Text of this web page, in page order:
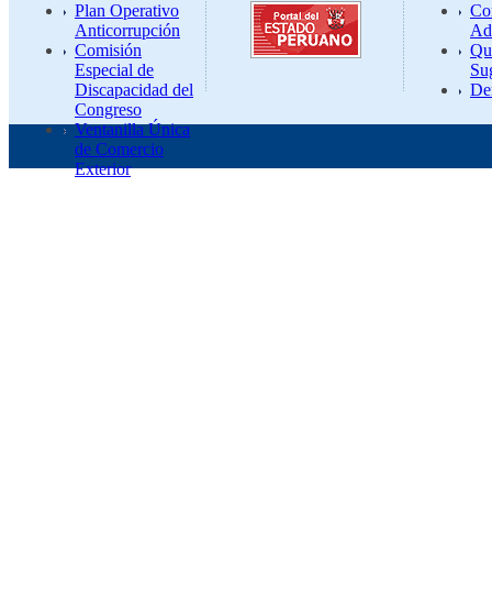
Plan Operativo
Anticorrupción
Comisión
Especial de
Discapacidad del
Congreso
Ventanilla Única
de Comercio
Exterior